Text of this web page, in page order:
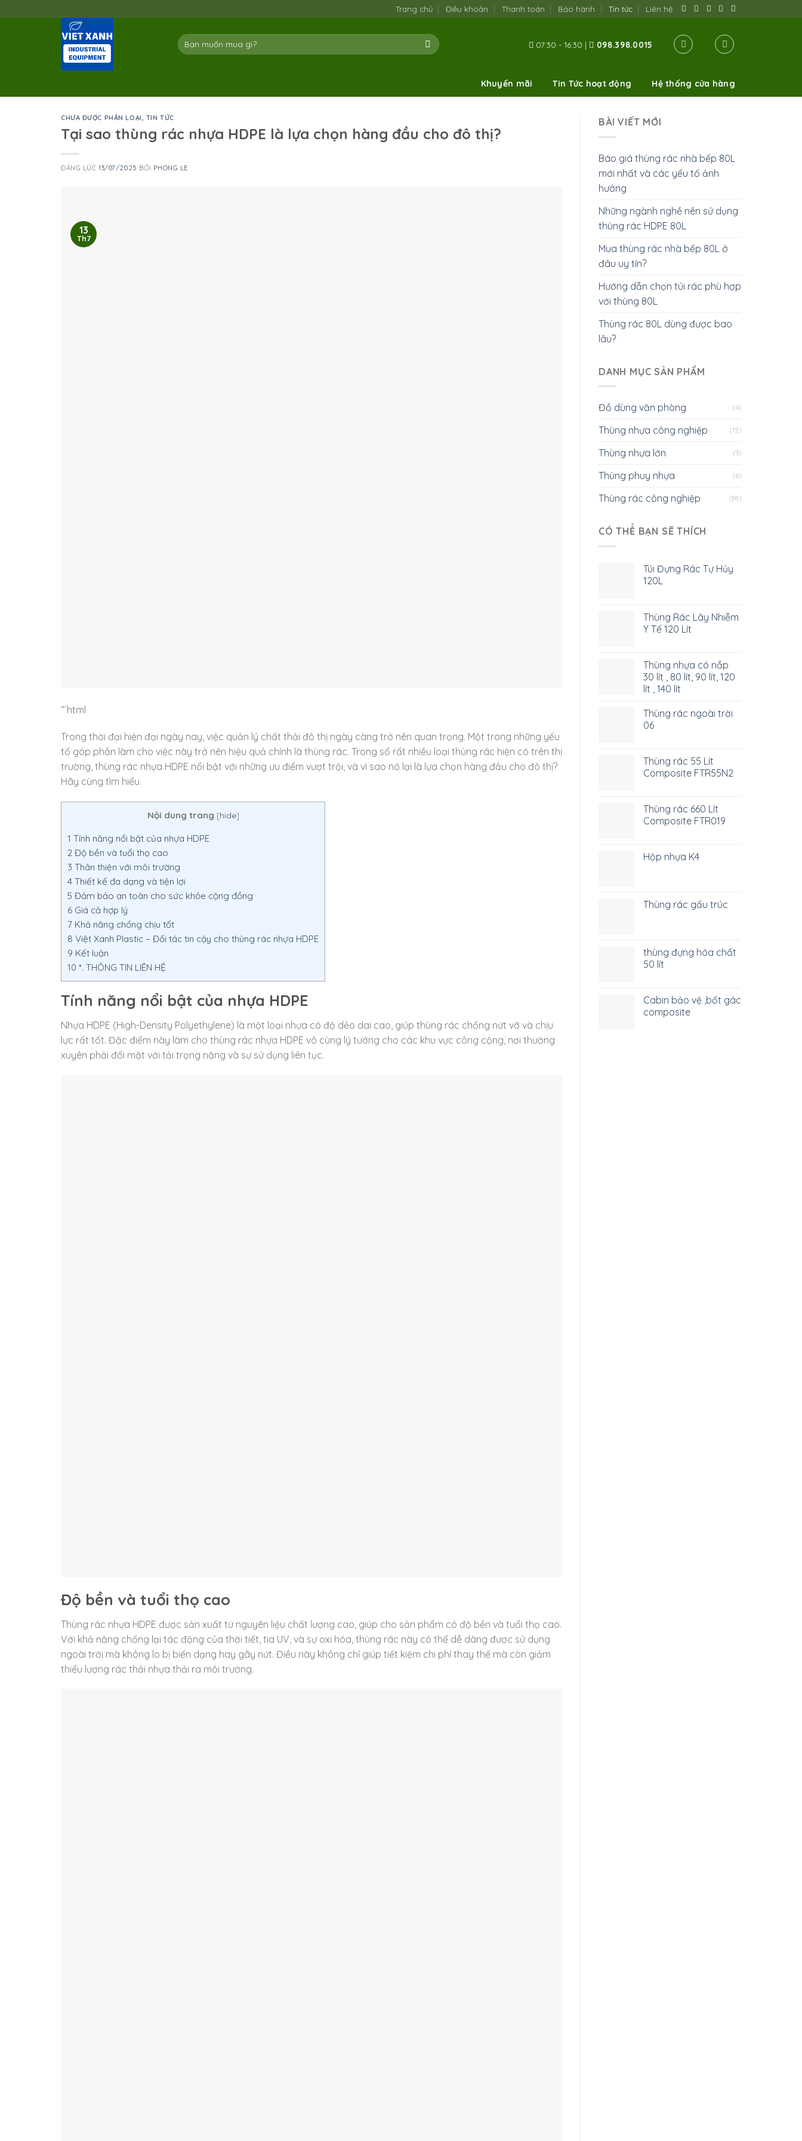
to
Trang chủ Điều khoản Thanh toán Bảo hành Tin tức Liên hệ
Tìm
kiếm:
07:30 - 16:30 | 098.398.0015
Khuyến mãi Tin Tức hoạt động Hệ thống cửa hàng
CHƯA ĐƯỢC PHÂN LOẠI, TIN TỨC
Tại sao thùng rác nhựa HDPE là lựa chọn hàng đầu cho đô thị?
ĐĂNG LÚC13/07/2025 BỞI PHONG LE
13
Th7
“`html
Trong thời đại hiện đại ngày nay, việc quản lý chất thải đô thị ngày càng trở nên quan trọng. Một trong những yếu
tố góp phần làm cho việc này trở nên hiệu quả chính là thùng rác. Trong số rất nhiều loại thùng rác hiện có trên thị
trường, thùng rác nhựa HDPE nổi bật với những ưu điểm vượt trội, và vì sao nó lại là lựa chọn hàng đầu cho đô thị?
Hãy cùng tìm hiểu.
Nội dung trang [hide]
1 Tính năng nổi bật của nhựa HDPE
2 Độ bền và tuổi thọ cao
3 Thân thiện với môi trường
4 Thiết kế đa dạng và tiện lợi
5 Đảm bảo an toàn cho sức khỏe cộng đồng
6 Giá cả hợp lý
7 Khả năng chống chịu tốt
8 Việt Xanh Plastic – Đối tác tin cậy cho thùng rác nhựa HDPE
9 Kết luận
10 *. THÔNG TIN LIÊN HỆ
Tính năng nổi bật của nhựa HDPE
Nhựa HDPE (High-Density Polyethylene) là một loại nhựa có độ dẻo dai cao, giúp thùng rác chống nứt vỡ và chịu
lực rất tốt. Đặc điểm này làm cho thùng rác nhựa HDPE vô cùng lý tưởng cho các khu vực công cộng, nơi thường
xuyên phải đối mặt với tải trọng nặng và sự sử dụng liên tục.
Độ bền và tuổi thọ cao
Thùng rác nhựa HDPE được sản xuất từ nguyên liệu chất lượng cao, giúp cho sản phẩm có độ bền và tuổi thọ cao.
Với khả năng chống lại tác động của thời tiết, tia UV, và sự oxi hóa, thùng rác này có thể dễ dàng được sử dụng
ngoài trời mà không lo bị biến dạng hay gãy nứt. Điều này không chỉ giúp tiết kiệm chi phí thay thế mà còn giảm
thiểu lượng rác thải nhựa thải ra môi trường.
BÀI VIẾT MỚI
Báo giá thùng rác nhà bếp 80L
mới nhất và các yếu tố ảnh
hưởng
Những ngành nghề nên sử dụng
thùng rác HDPE 80L
Mua thùng rác nhà bếp 80L ở
đâu uy tín?
Hướng dẫn chọn túi rác phù hợp
với thùng 80L
Thùng rác 80L dùng được bao
lâu?
DANH MỤC SẢN PHẨM
Đồ dùng văn phòng (4)
Thùng nhựa công nghiệp (15)
Thùng nhựa lớn (3)
Thùng phuy nhựa (6)
Thùng rác công nghiệp (88)
CÓ THỂ BẠN SẼ THÍCH
Túi Đựng Rác Tự Hủy
120L
Thùng Rác Lây Nhiễm
Y Tế 120 Lít
Thùng nhựa có nắp
30 lít , 80 lít, 90 lít, 120
lít , 140 lít
Thùng rác ngoài trời
06
Thùng rác 55 Lít
Composite FTR55N2
Thùng rác 660 Lít
Composite FTR019
Hộp nhựa K4
Thùng rác gấu trúc
thùng đựng hóa chất
50 lít
Cabin bảo vệ ,bốt gác
composite